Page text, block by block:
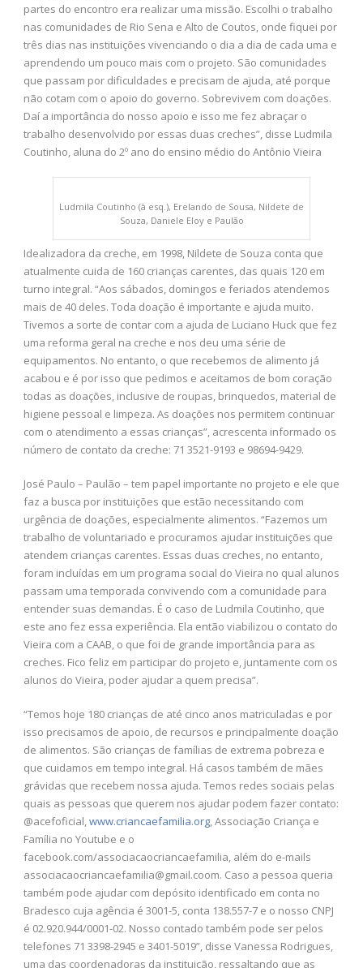
partes do encontro era realizar uma missão. Escolhi o trabalho
nas comunidades de Rio Sena e Alto de Coutos, onde fiquei por
três dias nas instituições vivenciando o dia a dia de cada uma e
aprendendo um pouco mais com o projeto. São comunidades
que passam por dificuldades e precisam de ajuda, até porque
não cotam com o apoio do governo. Sobrevivem com doações.
Daí a importância do nosso apoio e isso me fez abraçar o
trabalho desenvolvido por essas duas creches”, disse Ludmila
Coutinho, aluna do 2º ano do ensino médio do Antônio Vieira
Ludmila Coutinho (à esq.), Erelando de Sousa, Nildete de
Souza, Daniele Eloy e Paulão
Idealizadora da creche, em 1998, Nildete de Souza conta que
atualmente cuida de 160 crianças carentes, das quais 120 em
turno integral. “Aos sábados, domingos e feriados atendemos
mais de 40 deles. Toda doação é importante e ajuda muito.
Tivemos a sorte de contar com a ajuda de Luciano Huck que fez
uma reforma geral na creche e nos deu uma série de
equipamentos. No entanto, o que recebemos de alimento já
acabou e é por isso que pedimos e aceitamos de bom coração
todas as doações, inclusive de roupas, brinquedos, material de
higiene pessoal e limpeza. As doações nos permitem continuar
com o atendimento a essas crianças”, acrescenta informado os
número de contato da creche: 71 3521-9193 e 98694-9429.
José Paulo – Paulão – tem papel importante no projeto e ele que
faz a busca por instituições que estão necessitando com
urgência de doações, especialmente alimentos. “Fazemos um
trabalho de voluntariado e procuramos ajudar instituições que
atendem crianças carentes. Essas duas creches, no entanto,
foram incluídas em um programa social do Vieira no qual alunos
passam uma temporada convivendo com a comunidade para
entender suas demandas. É o caso de Ludmila Coutinho, que
este ano fez essa experiência. Ela então viabilizou o contato do
Vieira com a CAAB, o que foi de grande importância para as
creches. Fico feliz em participar do projeto e, juntamente com os
alunos do Vieira, poder ajudar a quem precisa”.
“Temos hoje 180 crianças de até cinco anos matriculadas e por
isso precisamos de apoio, de recursos e principalmente doação
de alimentos. São crianças de famílias de extrema pobreza e
que cuidamos em tempo integral. Há casos também de mães
grávidas que recebem nossa ajuda. Temos redes sociais pelas
quais as pessoas que querem nos ajudar podem fazer contato:
@acefoficial,www.criancaefamilia.org, Associação Criança e
Família no Youtube e o
facebook.com/associacaocriancaefamilia, além do e-mails
associacaocriancaefamilia@gmail.coom. Caso a pessoa queria
também pode ajudar com depósito identificado em conta no
Bradesco cuja agência é 3001-5, conta 138.557-7 e o nosso CNPJ
é 02.920.944/0001-02. Nosso contado também pode ser pelos
telefones 71 3398-2945 e 3401-5019”, disse Vanessa Rodrigues,
uma das coordenadoras da instituição, ressaltando que as